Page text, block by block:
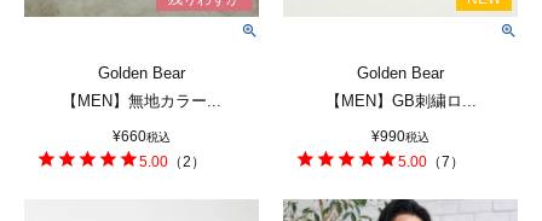
Golden Bear
【MEN】無地カラー...
¥660税込
5.00 （2 ）
Golden Bear
【MEN】GB刺繍ロ...
¥990税込
5.00 （7 ）